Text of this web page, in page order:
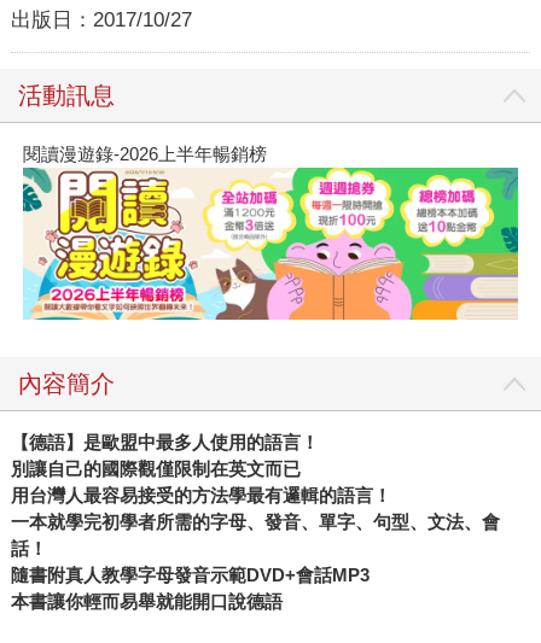
出版日： 2017/10/27
活動訊息
閱讀漫遊錄-2026上半年暢銷榜
內容簡介
【德語】是歐盟中最多人使用的語言！
別讓自己的國際觀僅限制在英文而已
用台灣人最容易接受的方法學最有邏輯的語言！
一本就學完初學者所需的字母、發音、單字、句型、文法、會
話！
隨書附真人教學字母發音示範DVD+會話MP3
本書讓你輕而易舉就能開口說德語